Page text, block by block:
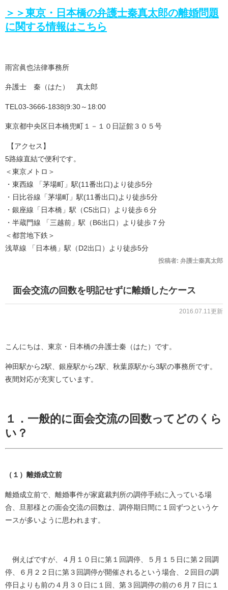
＞＞東京・日本橋の弁護士秦真太郎の離婚問題
に関する情報はこちら
雨宮眞也法律事務所
弁護士 秦（はた） 真太郎
TEL03-3666-1838|9:30～18:00
東京都中央区日本橋兜町１－１０日証館３０５号
【アクセス】
5路線直結で便利です。
＜東京メトロ＞
・東西線 「茅場町」駅(11番出口)より徒歩5分
・日比谷線「茅場町」駅(11番出口)より徒歩5分
・銀座線「日本橋」駅（C5出口）より徒歩６分
・半蔵門線 「三越前」駅（B6出口）より徒歩７分
＜都営地下鉄＞
浅草線 「日本橋」駅（D2出口）より徒歩5分
投稿者: 弁護士秦真太郎
面会交流の回数を明記せずに離婚したケース
2016.07.11更新
こんにちは、東京・日本橋の弁護士秦（はた）です。
神田駅から2駅、銀座駅から2駅、秋葉原駅から3駅の事務所です。
夜間対応が充実しています。
１．一般的に面会交流の回数ってどのくら
い？
（１）離婚成立前
離婚成立前で、離婚事件が家庭裁判所の調停手続に入っている場
合、旦那様との面会交流の回数は、調停期日間に１回ずつというケ
ースが多いように思われます。
例えばですが、４月１０日に第１回調停、５月１５日に第２回調
停、６月２２日に第３回調停が開催されるという場合、２回目の調
停日よりも前の４月３０日に１回、第３回調停の前の６月７日に１